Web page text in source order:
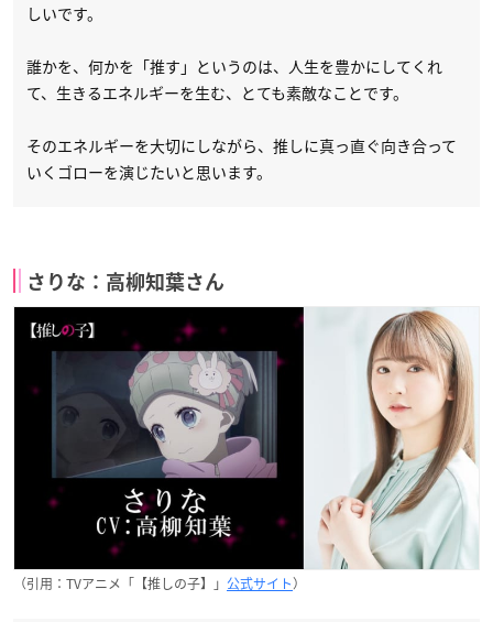
しいです。
誰かを、何かを「推す」というのは、人生を豊かにしてくれ
て、生きるエネルギーを生む、とても素敵なことです。
そのエネルギーを大切にしながら、推しに真っ直ぐ向き合って
いくゴローを演じたいと思います。
さりな：高柳知葉さん
（引用：TVアニメ「【推しの子】」 公式サイト）